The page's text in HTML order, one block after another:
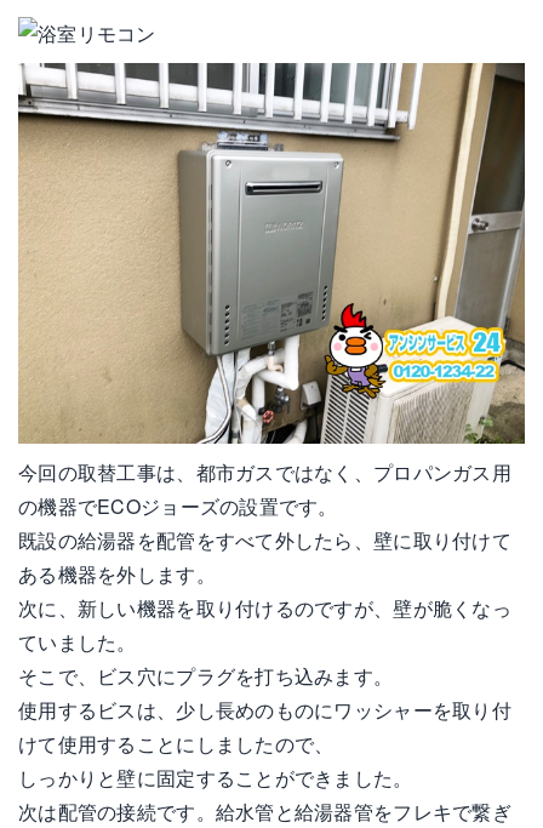
今回の取替工事は、都市ガスではなく、プロパンガス用
の機器でECOジョーズの設置です。
既設の給湯器を配管をすべて外したら、壁に取り付けて
ある機器を外します。
次に、新しい機器を取り付けるのですが、壁が脆くなっ
ていました。
そこで、ビス穴にプラグを打ち込みます。
使用するビスは、少し長めのものにワッシャーを取り付
けて使用することにしましたので、
しっかりと壁に固定することができました。
次は配管の接続です。給水管と給湯器管をフレキで繋ぎ